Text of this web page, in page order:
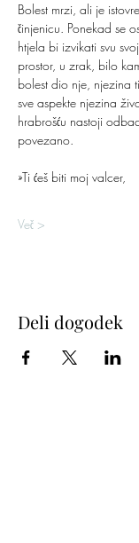
Bolest mrzi, ali je
činjenicu. Ponekad se
htjela bi izvikati svu
prostor, u zrak, bilo
bolest dio nje, njezina
sve aspekte njezina
hrabrošću nastoji
povezano.
»Ti ćeš biti moj valcer,
Več >
Deli dogodek